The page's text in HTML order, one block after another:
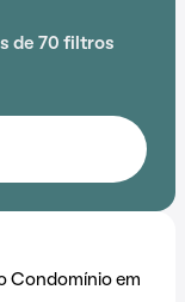
de 70 filtros
Condomínio em